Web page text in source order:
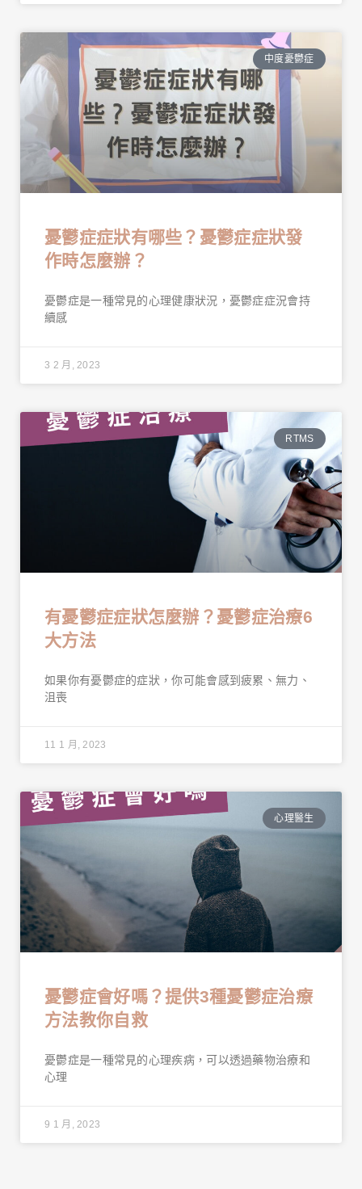
中度憂鬱症
憂鬱症症狀有哪些？憂鬱症症狀發
作時怎麼辦？
憂鬱症是一種常見的心理健康狀況，憂鬱症症況會持
續感
3 2 月, 2023
RTMS
有憂鬱症症狀怎麼辦？憂鬱症治療6
大方法
如果你有憂鬱症的症狀，你可能會感到疲累、無力、
沮喪
11 1 月, 2023
心理醫生
憂鬱症會好嗎？提供3種憂鬱症治療
方法教你自救
憂鬱症是一種常見的心理疾病，可以透過藥物治療和
心理
9 1 月, 2023